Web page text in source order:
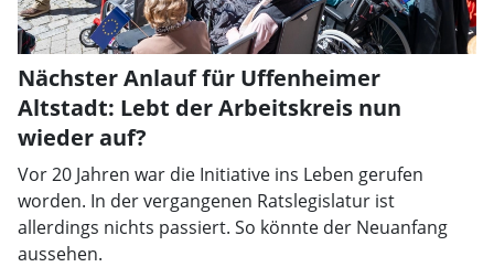
Nächster Anlauf für Uffenheimer
Altstadt: Lebt der Arbeitskreis nun
wieder auf?
Vor 20 Jahren war die Initiative ins Leben gerufen
worden. In der vergangenen Ratslegislatur ist
allerdings nichts passiert. So könnte der Neuanfang
aussehen.